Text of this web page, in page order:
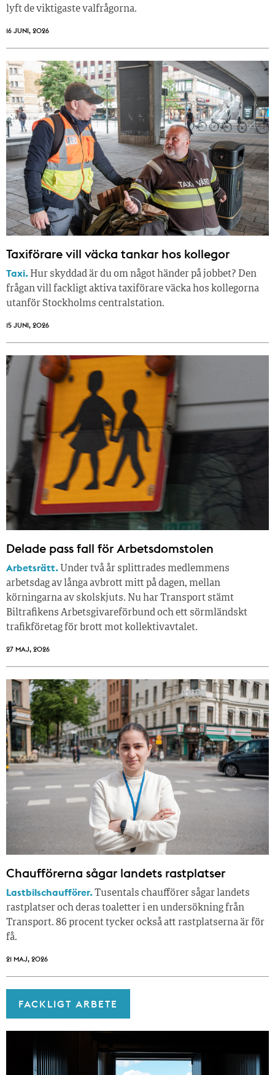
lyft de viktigaste valfrågorna.
16 JUNI, 2026
Taxiförare vill väcka tankar hos kollegor
Taxi. Hur skyddad är du om något händer på jobbet? Den
frågan vill fackligt aktiva taxiförare väcka hos kollegorna
utanför Stockholms centralstation.
15 JUNI, 2026
Delade pass fall för Arbetsdomstolen
Arbetsrätt. Under två år splittrades medlemmens
arbetsdag av långa avbrott mitt på dagen, mellan
körningarna av skolskjuts. Nu har Transport stämt
Biltrafikens Arbetsgivareförbund och ett sörmländskt
trafikföretag för brott mot kollektivavtalet.
27 MAJ, 2026
Chaufförerna sågar landets rastplatser
Lastbilschaufförer.Tusentals chaufförer sågar landets
rastplatser och deras toaletter i en undersökning från
Transport. 86 procent tycker också att rastplatserna är för
få.
21 MAJ, 2026
FACKLIGT ARBETE